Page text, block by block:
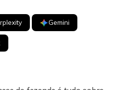
Gemini